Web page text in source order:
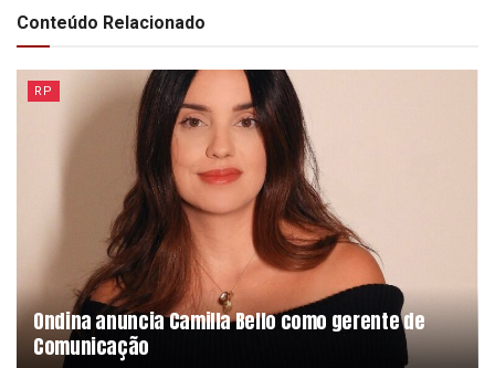
Conteúdo Relacionado
RP
Ondina anuncia Camilla Bello como gerente de
Comunicação